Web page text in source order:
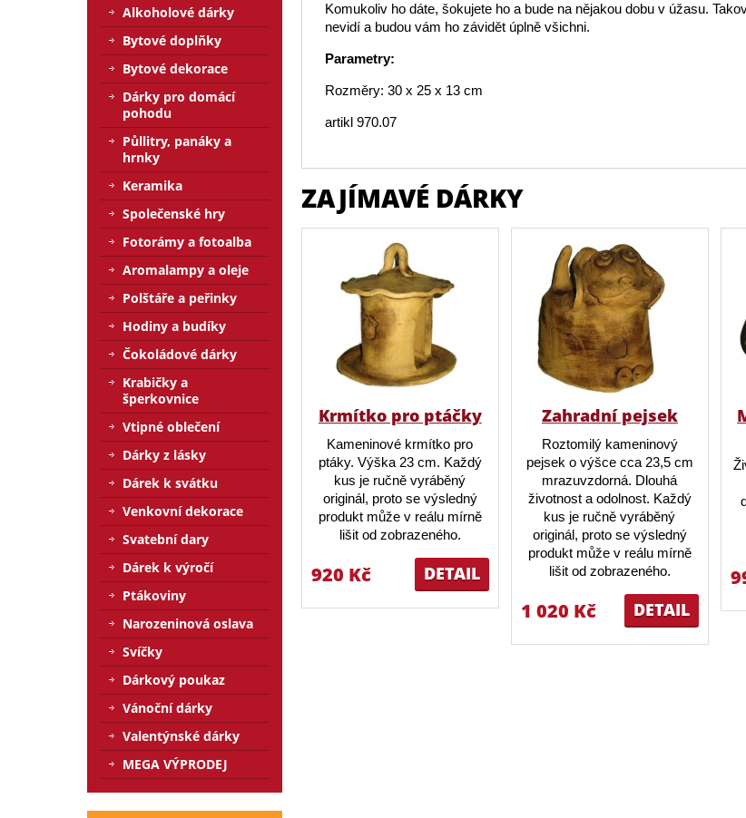
Komukoliv ho dáte, šokujete ho a bude na nějakou dobu v úžasu.
nevidí a budou vám ho závidět úplně všichni.
Parametry:
Rozměry: 30 x 25 x 13 cm
artikl 970.07
ZAJÍMAVÉ DÁRKY
Krmítko pro ptáčky
Kameninové krmítko pro
ptáky. Výška 23 cm. Každý
kus je ručně vyráběný
originál, proto se výsledný
produkt může v reálu mírně
lišit od zobrazeného.
DETAIL
920 Kč
Zahradní pejsek
Roztomilý kameninový
pejsek o výšce cca 23,5 cm
mrazuvzdorná. Dlouhá
životnost a odolnost. Každý
kus je ručně vyráběný
originál, proto se výsledný
produkt může v reálu mírně
lišit od zobrazeného.
DETAIL
1 020 Kč
Alkoholové dárky
Bytové doplňky
Bytové dekorace
Dárky pro domácí
pohodu
Půllitry, panáky a
hrnky
Keramika
Společenské hry
Fotorámy a fotoalba
Aromalampy a oleje
Polštáře a peřinky
Hodiny a budíky
Čokoládové dárky
Krabičky a
šperkovnice
Vtipné oblečení
Dárky z lásky
Dárek k svátku
Venkovní dekorace
Svatební dary
Dárek k výročí
Ptákoviny
Narozeninová oslava
Svíčky
Dárkový poukaz
Vánoční dárky
Valentýnské dárky
MEGA VÝPRODEJ